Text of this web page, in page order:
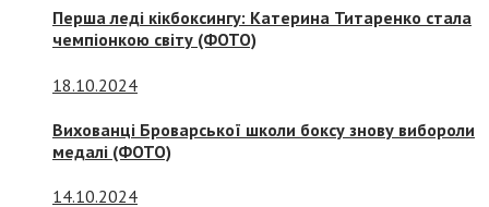
Перша леді кікбоксингу: Катерина Титаренко стала
чемпіонкою світу (ФОТО)
18.10.2024
Вихованці Броварської школи боксу знову вибороли
медалі (ФОТО)
14.10.2024